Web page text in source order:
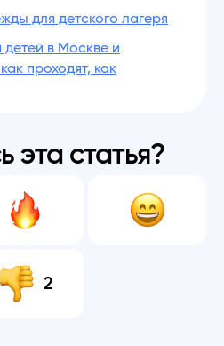
для детского лагеря
в Москве и
проходят, как
эта статья?
2